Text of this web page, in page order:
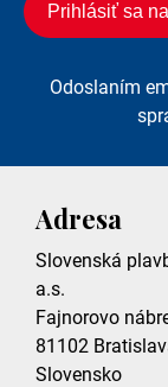
Odoslaním
Adresa
Slovenská
a.s.
Fajnorovo
81102
Slovensko